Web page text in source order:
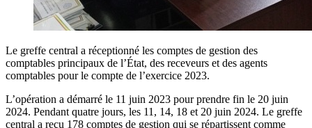
Le greffe central a réceptionné les comptes de gestion des
comptables principaux de l’État, des receveurs et des agents
comptables pour le compte de l’exercice 2023.
L’opération a démarré le 11 juin 2023 pour prendre fin le 20 juin
2024. Pendant quatre jours, les 11, 14, 18 et 20 juin 2024. Le greffe
central a reçu 178 comptes de gestion qui se répartissent comme